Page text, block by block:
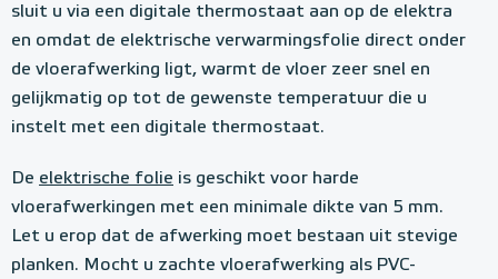
sluit u via een digitale thermostaat aan op de elektra
en omdat de elektrische verwarmingsfolie direct onder
de vloerafwerking ligt, warmt de vloer zeer snel en
gelijkmatig op tot de gewenste temperatuur die u
instelt met een digitale thermostaat.
De elektrische folie is geschikt voor harde
vloerafwerkingen met een minimale dikte van 5 mm.
Let u erop dat de afwerking moet bestaan uit stevige
planken. Mocht u zachte vloerafwerking als PVC-